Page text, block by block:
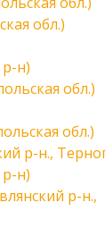
обл.)
н)
обл.)
обл.)
р-н.,
н)
р-н.,